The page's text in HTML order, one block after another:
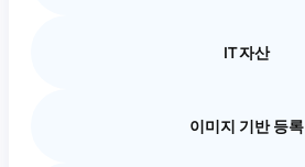
IT 자산
이미지 기반 등록